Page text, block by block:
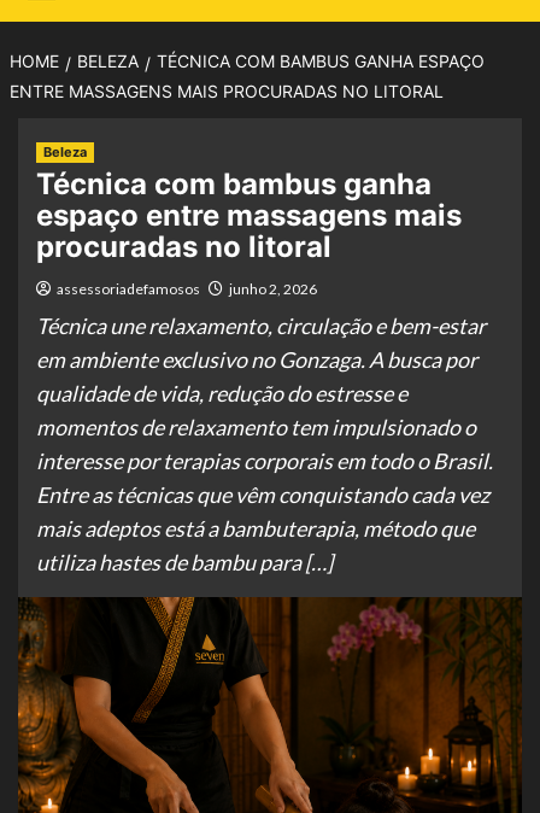
HOME BELEZA
TÉCNICA COM BAMBUS GANHA ESPAÇO
ENTRE MASSAGENS MAIS PROCURADAS NO LITORAL
Beleza
Técnica com bambus ganha
espaço entre massagens mais
procuradas no litoral
assessoriadefamosos junho 2, 2026
Técnica une relaxamento, circulação e bem-estar
em ambiente exclusivo no Gonzaga. A busca por
qualidade de vida, redução do estresse e
momentos de relaxamento tem impulsionado o
interesse por terapias corporais em todo o Brasil.
Entre as técnicas que vêm conquistando cada vez
mais adeptos está a bambuterapia, método que
utiliza hastes de bambu para […]